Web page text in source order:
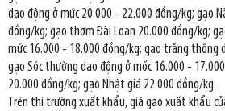
dao động ở mức 20.000 - 22.000 đồng/kg; gạo
đồng/kg; gạo thơm Đài Loan 20.000 đồng/kg;
mức 16.000 - 18.000 đồng/kg; gạo trắng thông
gạo Sóc thường dao động ở mốc 16.000 -
20.000 đồng/kg; gạo Nhật giá 22.000 đồng/kg.
Trên thị trường xuất khẩu, giá gạo xuất khẩu